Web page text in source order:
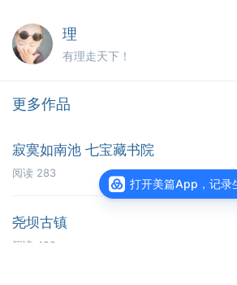
似的建筑存在，这里就是王朝遗址了
古格王国所在的孤山，周边一片
谁能轻易识别出这片黄土里还深藏着
理
有理走天下！
更多作品
寂寞如南池 七宝藏书院
阅读 283
尧坝古镇
阅读 422
打开美篇App，记录